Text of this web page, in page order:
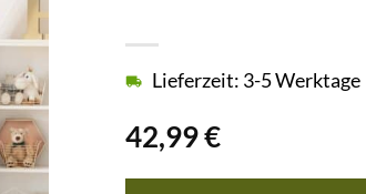
42,99€
Lieferzeit: 3-5 Werktage